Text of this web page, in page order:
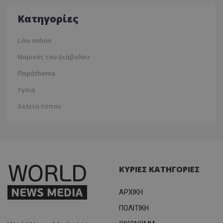
Κατηγορίες
Like online
Νομικός του Διάβολου
Παράthema
Υγεία
Δελτία τύπου
ΚΥΡΙΕΣ ΚΑΤΗΓΟΡΙΕΣ
ΑΡΧΙΚΗ
ΠΟΛΙΤΙΚΗ
msToken
CookieScriptConsent